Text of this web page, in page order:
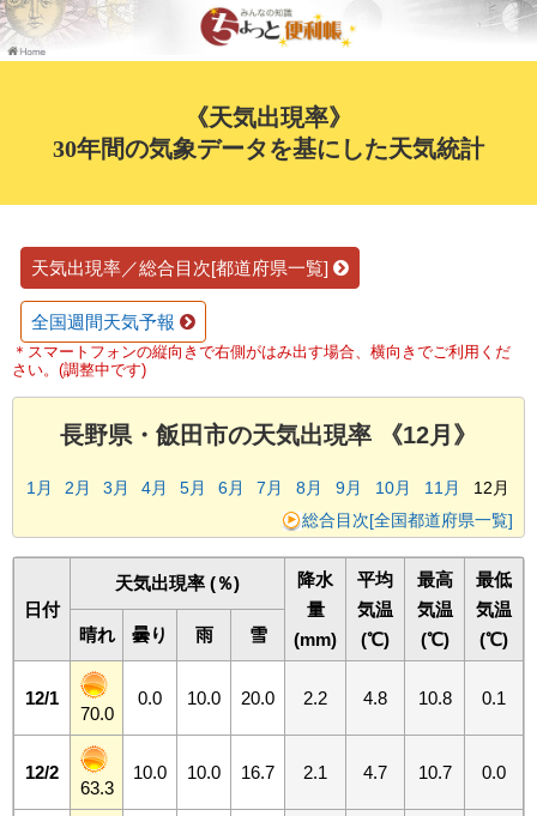
《天気出現率》
30年間の気象データを基にした天気統計
天気出現率／総合目次[都道府県一覧]
全国週間天気予報
＊スマートフォンの縦向きで右側がはみ出す場合、横向きでご利用くだ
さい。(調整中です)
長野県・飯田市の天気出現率 《12月》
1月 2月 3月 4月 5月 6月 7月 8月 9月 10月 11月
12月
総合目次[全国都道府県一覧]
日付
天気出現率 (％)
降水
量
(mm)
平均
気温
(℃)
最高
気温
(℃)
最低
気温
(℃)
晴れ 曇り 雨 雪
12/1
70.0
0.0 10.0 20.0 2.2 4.8 10.8 0.1
12/2
63.3
10.0 10.0 16.7 2.1 4.7 10.7 0.0